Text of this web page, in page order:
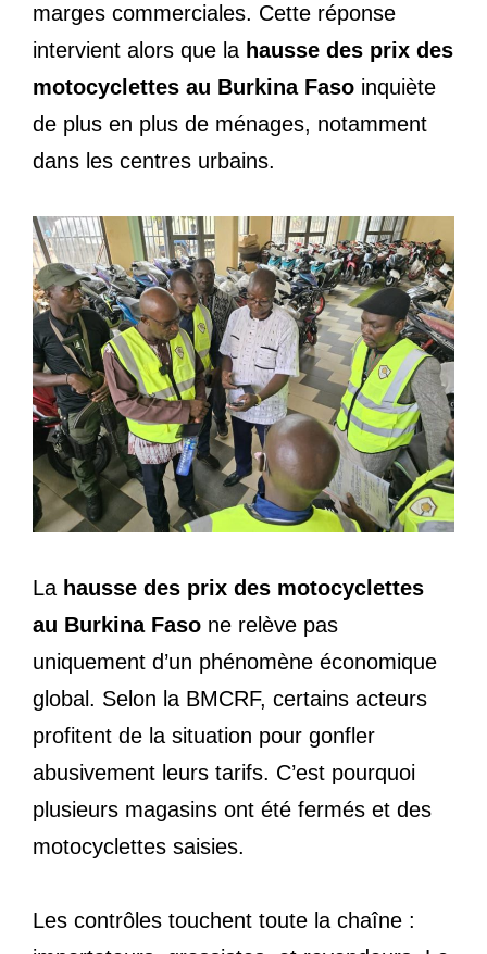
marges commerciales. Cette réponse
intervient alors que la hausse des prix des
motocyclettes au Burkina Faso inquiète
de plus en plus de ménages, notamment
dans les centres urbains.
La hausse des prix des motocyclettes
au Burkina Faso ne relève pas
uniquement d’un phénomène économique
global. Selon la BMCRF, certains acteurs
profitent de la situation pour gonfler
abusivement leurs tarifs. C’est pourquoi
plusieurs magasins ont été fermés et des
motocyclettes saisies.
Les contrôles touchent toute la chaîne :